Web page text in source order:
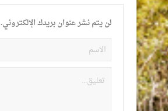
لن يتم نشر عنوان بريدك الإلكتروني.